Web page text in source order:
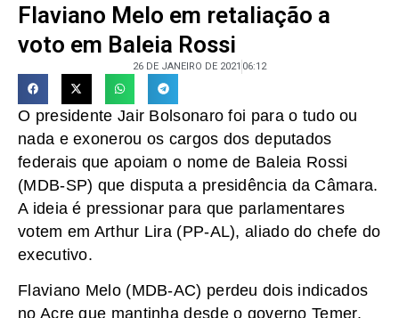
Flaviano Melo em retaliação a
voto em Baleia Rossi
26 DE JANEIRO DE 2021 06:12
O presidente Jair Bolsonaro foi para o tudo ou
nada e exonerou os cargos dos deputados
federais que apoiam o nome de Baleia Rossi
(MDB-SP) que disputa a presidência da Câmara.
A ideia é pressionar para que parlamentares
votem em Arthur Lira (PP-AL), aliado do chefe do
executivo.
Flaviano Melo (MDB-AC) perdeu dois indicados
no Acre que mantinha desde o governo Temer.